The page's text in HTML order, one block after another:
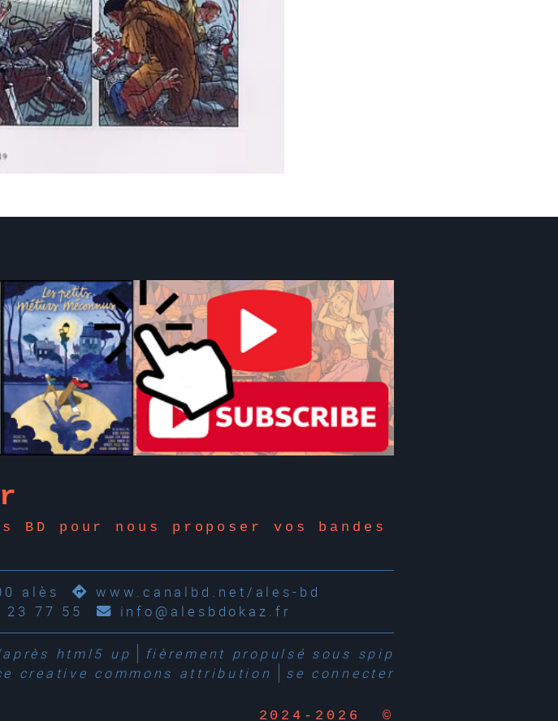
pour nous proposer vos bandes
alès
www.canalbd.net/ales-bd
23 77 55 info@alesbdokaz.fr
html5 up fièrement propulsé sous spip
creative commons attribution
se connecter
2024-2026 ©